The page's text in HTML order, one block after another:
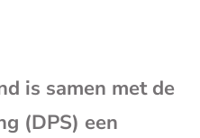
e-
is samen met de
(DPS) een